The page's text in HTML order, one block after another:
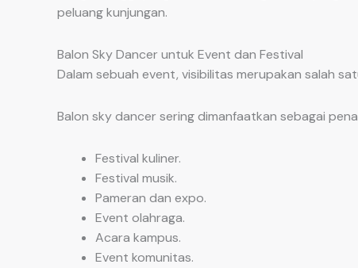
peluang kunjungan.
Balon Sky Dancer untuk Event dan Festival
Dalam sebuah event, visibilitas merupakan salah
Balon sky dancer sering dimanfaatkan sebagai
Festival kuliner.
Festival musik.
Pameran dan expo.
Event olahraga.
Acara kampus.
Event komunitas.